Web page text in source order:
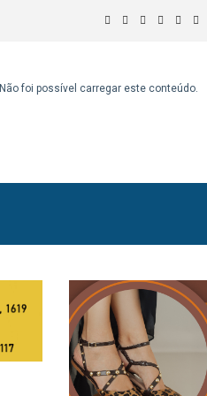
Não foi possível carregar este conteúdo.